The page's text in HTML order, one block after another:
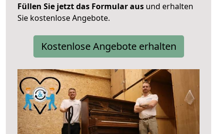
Füllen Sie jetzt das Formular aus und erhalten
Sie kostenlose Angebote.
Kostenlose Angebote erhalten